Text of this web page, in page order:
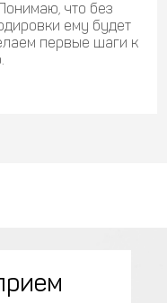
что без
ему будет
первые шаги к